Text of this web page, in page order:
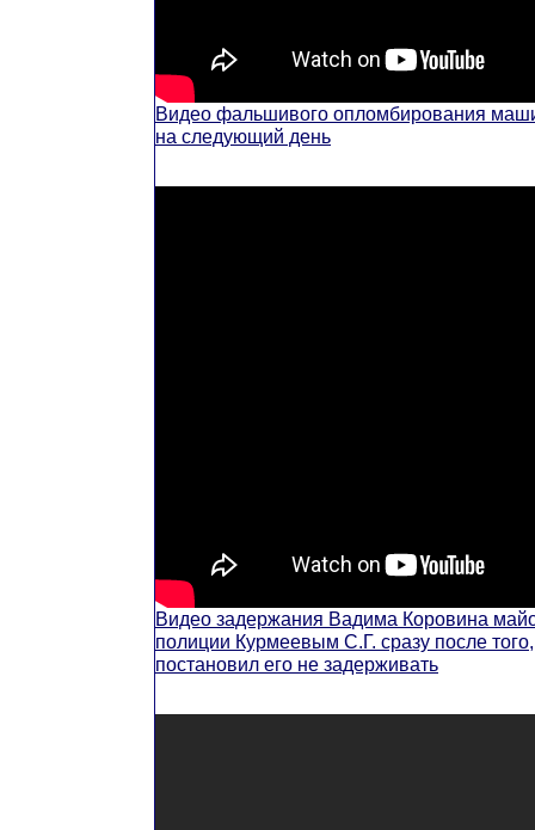
Видео фальшивого опломбирования
на следующий день
Видео задержания Вадима Коровина
полиции Курмеевым С.Г. сразу после
постановил его не задерживать